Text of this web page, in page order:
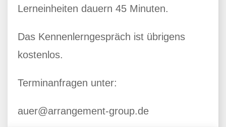
Lerneinheiten dauern 45 Minuten.
Das Kennenlerngespräch ist übrigens
kostenlos.
Terminanfragen unter:
auer@arrangement-group.de